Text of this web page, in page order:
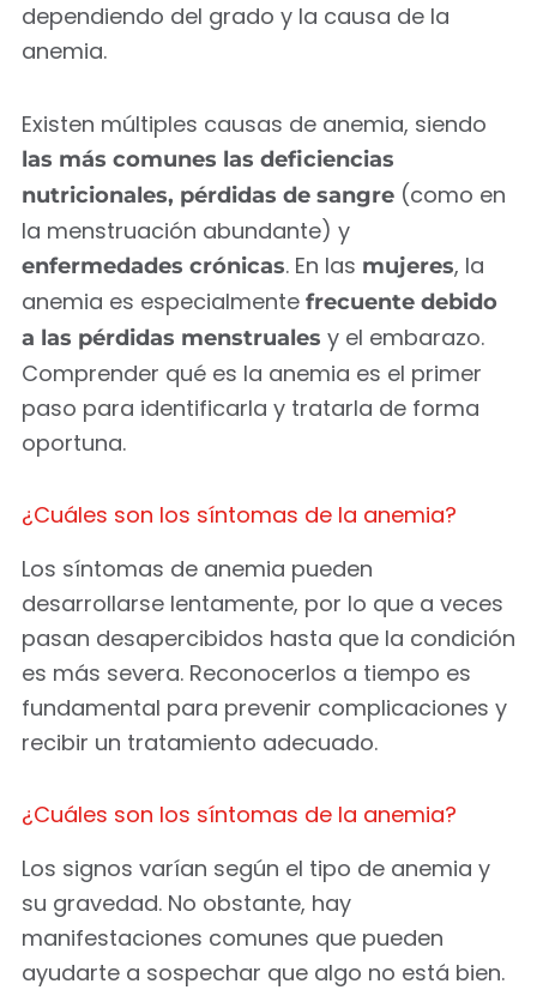
dependiendo del grado y la causa de la
anemia.
Existen múltiples causas de anemia, siendo
las más comunes las deficiencias
nutricionales, pérdidas de sangre (como en
la menstruación abundante) y
enfermedades crónicas. En las mujeres, la
anemia es especialmente frecuente debido
a las pérdidas menstruales y el embarazo.
Comprender qué es la anemia es el primer
paso para identificarla y tratarla de forma
oportuna.
¿Cuáles son los síntomas de la anemia?
Los síntomas de anemia pueden
desarrollarse lentamente, por lo que a veces
pasan desapercibidos hasta que la condición
es más severa. Reconocerlos a tiempo es
fundamental para prevenir complicaciones y
recibir un tratamiento adecuado.
¿Cuáles son los síntomas de la anemia?
Los signos varían según el tipo de anemia y
su gravedad. No obstante, hay
manifestaciones comunes que pueden
ayudarte a sospechar que algo no está bien.